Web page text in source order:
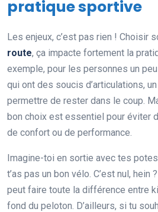
pratique sportive
Les enjeux, c’est pas rien ! Choisir
route, ça impacte fortement la
exemple, pour les personnes un
qui ont des soucis d’articulations,
permettre de rester dans le coup.
bon choix est essentiel pour éviter
de confort ou de performance.
Imagine-toi en sortie avec tes
t’as pas un bon vélo. C’est nul, hein ?
peut faire toute la différence entre
fond du peloton. D’ailleurs, si tu